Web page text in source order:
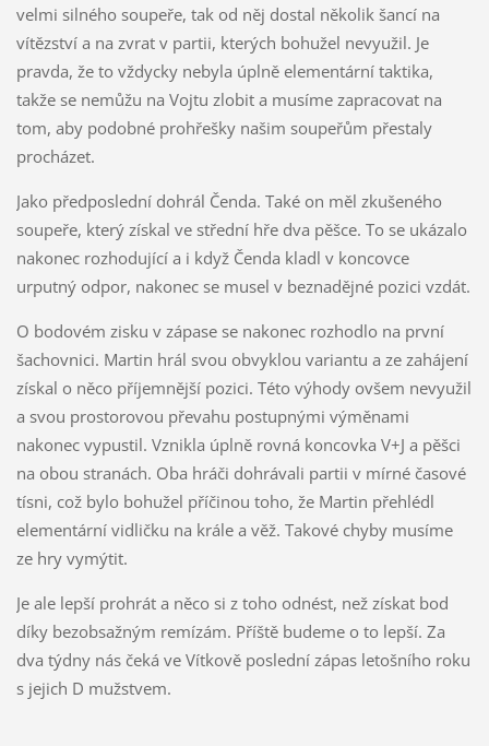
velmi silného soupeře, tak od něj dostal několik šancí na
vítězství a na zvrat v partii, kterých bohužel nevyužil. Je
pravda, že to vždycky nebyla úplně elementární taktika,
takže se nemůžu na Vojtu zlobit a musíme zapracovat na
tom, aby podobné prohřešky našim soupeřům přestaly
procházet.
Jako předposlední dohrál Čenda. Také on měl zkušeného
soupeře, který získal ve střední hře dva pěšce. To se ukázalo
nakonec rozhodující a i když Čenda kladl v koncovce
urputný odpor, nakonec se musel v beznadějné pozici vzdát.
O bodovém zisku v zápase se nakonec rozhodlo na první
šachovnici. Martin hrál svou obvyklou variantu a ze zahájení
získal o něco příjemnější pozici. Této výhody ovšem nevyužil
a svou prostorovou převahu postupnými výměnami
nakonec vypustil. Vznikla úplně rovná koncovka V+J a pěšci
na obou stranách. Oba hráči dohrávali partii v mírné časové
tísni, což bylo bohužel příčinou toho, že Martin přehlédl
elementární vidličku na krále a věž. Takové chyby musíme
ze hry vymýtit.
Je ale lepší prohrát a něco si z toho odnést, než získat bod
díky bezobsažným remízám. Příště budeme o to lepší. Za
dva týdny nás čeká ve Vítkově poslední zápas letošního roku
s jejich D mužstvem.